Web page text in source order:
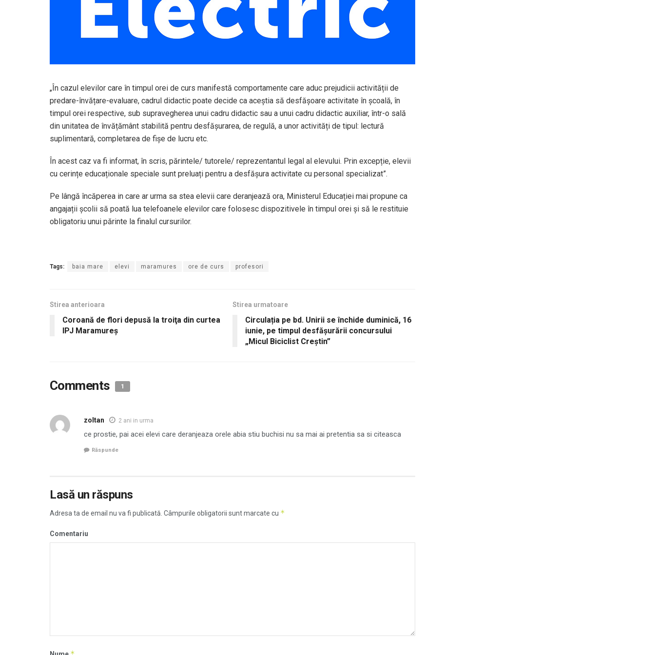
„În cazul elevilor care în timpul orei de curs manifestă comportamente care aduc prejudicii activității de
predare-învățare-evaluare, cadrul didactic poate decide ca aceștia să desfășoare activitate în școală, în
timpul orei respective, sub supravegherea unui cadru didactic sau a unui cadru didactic auxiliar, într-o sală
din unitatea de învățământ stabilită pentru desfășurarea, de regulă, a unor activități de tipul: lectură
suplimentară, completarea de fișe de lucru etc.
În acest caz va fi informat, în scris, părintele/ tutorele/ reprezentantul legal al elevului. Prin excepție, elevii
cu cerințe educaționale speciale sunt preluați pentru a desfășura activitate cu personal specializat”.
Pe lângă încăperea in care ar urma sa stea elevii care deranjează ora, Ministerul Educației mai propune ca
angajații școlii să poată lua telefoanele elevilor care folosesc dispozitivele în timpul orei și să le restituie
obligatoriu unui părinte la finalul cursurilor.
Tags: baia mare elevi maramures ore de curs profesori
Stirea anterioara
Coroană de flori depusă la troiţa din curtea
IPJ Maramureş
Stirea urmatoare
Circulația pe bd. Unirii se închide duminică, 16
iunie, pe timpul desfăşurării concursului
„Micul Biciclist Creștin”
Comments 1
zoltan 2 ani in urma
ce prostie, pai acei elevi care deranjeaza orele abia stiu buchisi nu sa mai ai pretentia sa si citeasca
Răspunde
Lasă un răspuns
Adresa ta de email nu va fi publicată. Câmpurile obligatorii sunt marcate cu *
Comentariu